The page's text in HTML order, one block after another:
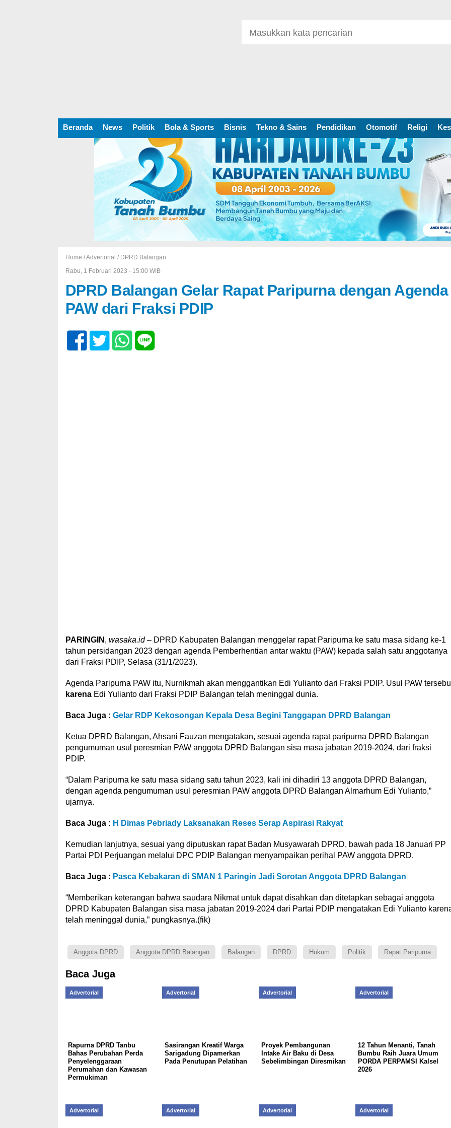
Beranda News Politik Bola & Sports Bisnis Tekno & Sains Pendidikan Otomotif Religi
Home /Advertorial / DPRD Balangan
Rabu, 1 Februari 2023 - 15:00 WIB
DPRD Balangan Gelar Rapat Paripurna dengan Agenda
PAW dari Fraksi PDIP
PARINGIN , wasaka.id– DPRD Kabupaten Balangan menggelar rapat Paripurna ke satu masa sidang ke-1
tahun persidangan 2023 dengan agenda Pemberhentian antar waktu (PAW) kepada salah satu anggotanya
dari Fraksi PDIP, Selasa (31/1/2023).
Agenda Paripurna PAW itu, Nurnikmah akan menggantikan Edi Yulianto dari Fraksi PDIP. Usul PAW
karenaEdi Yulianto dari Fraksi PDIP Balangan telah meninggal dunia.
Baca Juga : Gelar RDP Kekosongan Kepala Desa Begini Tanggapan DPRD Balangan
Ketua DPRD Balangan, Ahsani Fauzan mengatakan, sesuai agenda rapat paripurna DPRD Balangan
pengumuman usul peresmian PAW anggota DPRD Balangan sisa masa jabatan 2019-2024, dari fraksi
PDIP.
“Dalam Paripurna ke satu masa sidang satu tahun 2023, kali ini dihadiri 13 anggota DPRD Balangan,
dengan agenda pengumuman usul peresmian PAW anggota DPRD Balangan Almarhum Edi Yulianto,”
ujarnya.
Baca Juga : H Dimas Pebriady Laksanakan Reses Serap Aspirasi Rakyat
Kemudian lanjutnya, sesuai yang diputuskan rapat Badan Musyawarah DPRD, bawah pada 18 Januari PP
Partai PDI Perjuangan melalui DPC PDIP Balangan menyampaikan perihal PAW anggota DPRD.
Baca Juga : Pasca Kebakaran di SMAN 1 Paringin Jadi Sorotan Anggota DPRD Balangan
“Memberikan keterangan bahwa saudara Nikmat untuk dapat disahkan dan ditetapkan sebagai anggota
DPRD Kabupaten Balangan sisa masa jabatan 2019-2024 dari Partai PDIP mengatakan Edi Yulianto
telah meninggal dunia,” pungkasnya.(fik)
Anggota DPRD Anggota DPRD Balangan Balangan DPRD Hukum Politik Rapat Paripurna
Baca Juga
Advertorial
Rapurna DPRD Tanbu
Bahas Perubahan Perda
Penyelenggaraan
Perumahan dan Kawasan
Permukiman
Advertorial
Sasirangan Kreatif Warga
Sarigadung Dipamerkan
Pada Penutupan Pelatihan
Advertorial
Proyek Pembangunan
Intake Air Baku di Desa
Sebelimbingan Diresmikan
Advertorial
12 Tahun Menanti, Tanah
Bumbu Raih Juara Umum
PORDA PERPAMSI Kalsel
2026
Advertorial Advertorial Advertorial Advertorial